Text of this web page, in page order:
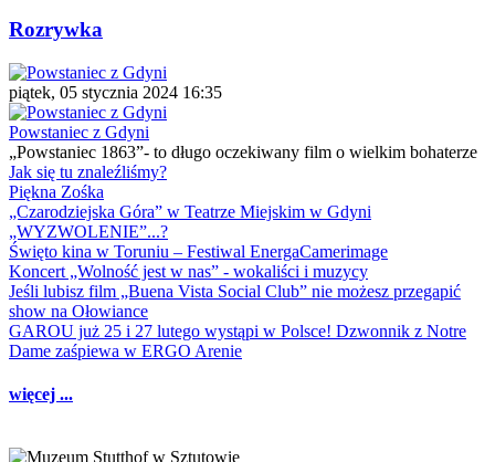
Rozrywka
piątek, 05 stycznia 2024 16:35
Powstaniec z Gdyni
„Powstaniec 1863”- to długo oczekiwany film o wielkim bohaterze
Jak się tu znaleźliśmy?
Piękna Zośka
„Czarodziejska Góra” w Teatrze Miejskim w Gdyni
„WYZWOLENIE”...?
Święto kina w Toruniu – Festiwal EnergaCamerimage
Koncert „Wolność jest w nas” - wokaliści i muzycy
Jeśli lubisz film „Buena Vista Social Club” nie możesz przegapić
show na Ołowiance
GAROU już 25 i 27 lutego wystąpi w Polsce! Dzwonnik z Notre
Dame zaśpiewa w ERGO Arenie
więcej ...